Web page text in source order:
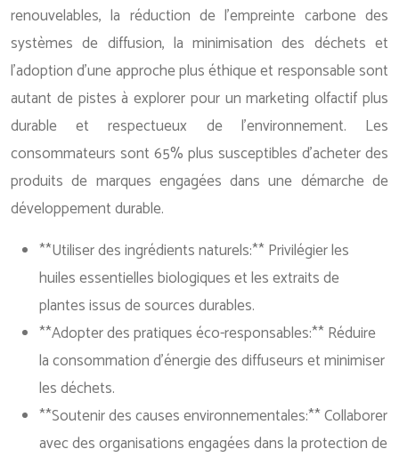
renouvelables, la réduction de l’empreinte carbone des
systèmes de diffusion, la minimisation des déchets et
l’adoption d’une approche plus éthique et responsable sont
autant de pistes à explorer pour un marketing olfactif plus
durable et respectueux de l’environnement. Les
consommateurs sont 65% plus susceptibles d’acheter des
produits de marques engagées dans une démarche de
développement durable.
**Utiliser des ingrédients naturels:** Privilégier les
huiles essentielles biologiques et les extraits de
plantes issus de sources durables.
**Adopter des pratiques éco-responsables:** Réduire
la consommation d’énergie des diffuseurs et minimiser
les déchets.
**Soutenir des causes environnementales:** Collaborer
avec des organisations engagées dans la protection de